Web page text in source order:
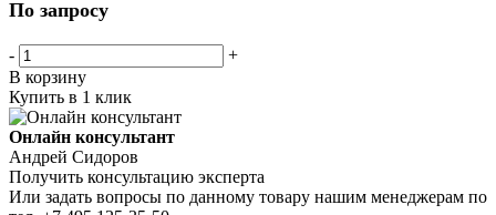
По запросу
-
+
В корзину
Купить в 1 клик
Онлайн консультант
Андрей Сидоров
Получить консультацию эксперта
Или задать вопросы по данному товару нашим менеджерам по